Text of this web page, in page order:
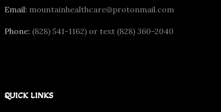
Email: mountainhealthcare@protonmail.com
Phone: (828) 541-1162) or text (828) 360-2040
QUICK LINKS